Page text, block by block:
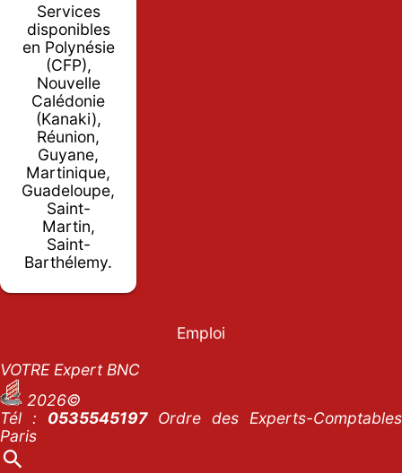
Services
disponibles
en Polynésie
(CFP),
Nouvelle
Calédonie
(Kanaki),
Réunion,
Guyane,
Martinique,
Guadeloupe,
Saint-
Martin,
Saint-
Barthélemy.
Emploi
VOTRE Expert BNC
2026©
Tél : 0535545197Ordre des Experts-Comptables
Paris